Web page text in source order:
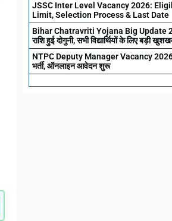
JSSC Inter Level Vacancy 2026:
Limit, Selection Process & Last Date
Bihar Chatravriti Yojana Big Update
राशि हुई दोगुनी, सभी विद्यार्थियों के लिए बड़ी
NTPC Deputy Manager Vacancy
भर्ती, ऑनलाइन आवेदन शुरू